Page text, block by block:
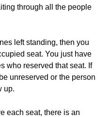
through all the people
left standing, then you
seat. You just have
who reserved that seat. If
unreserved or the person
up.
each seat, there is an